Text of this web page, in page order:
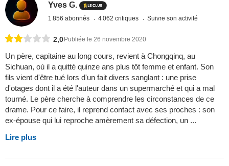
Yves G.
1 856 abonnés 4 062 critiques Suivre son activité
2,0Publiée le 26 novembre 2020
Un père, capitaine au long cours, revient à Chongqinq, au
Sichuan, où il a quitté quinze ans plus tôt femme et enfant. Son
fils vient d'être tué lors d'un fait divers sanglant : une prise
d'otages dont il a été l'auteur dans un supermarché et qui a mal
tourné. Le père cherche à comprendre les circonstances de ce
drame. Pour ce faire, il reprend contact avec ses proches : son
ex-épouse qui lui reproche amèrement sa défection, un ...
Lire plus